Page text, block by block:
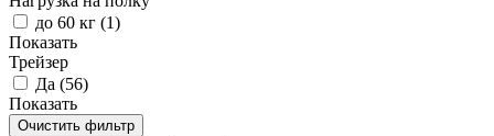
до 60 кг (1)
Показать
Трейзер
Да (56)
Показать
Очистить фильтр